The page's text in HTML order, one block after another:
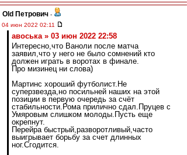
Old Петрович -
04 июн 2022 02:11
авоська » 03 июн 2022 22:58
Интересно,что Ваноли после матча
заявил,что у него не было сомнений кто
должен играть в воротах в финале.
Про мизинец ни слова)
Мартинс хороший футболист.Не
суперзвезда,но посильней наших на этой
позиции в первую очередь за счёт
стабильности.Рома прилично сдал.Пруцев с
Умяровым слишком молоды.Пусть еще
окрепнут.
Перейра быстрый,разворотливый,часто
выигрывает борьбу за счет длинных
ног.Сгодится.